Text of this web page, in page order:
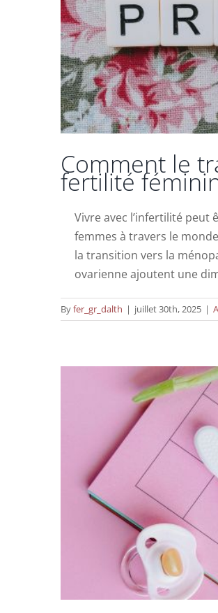
Comment le
fertilité
Vivre avec l’infertilité
femmes à travers le
la transition vers la
ovarienne ajoutent une
Byfer_gr_dalth | juillet 30th, 2025 |
IV Drips